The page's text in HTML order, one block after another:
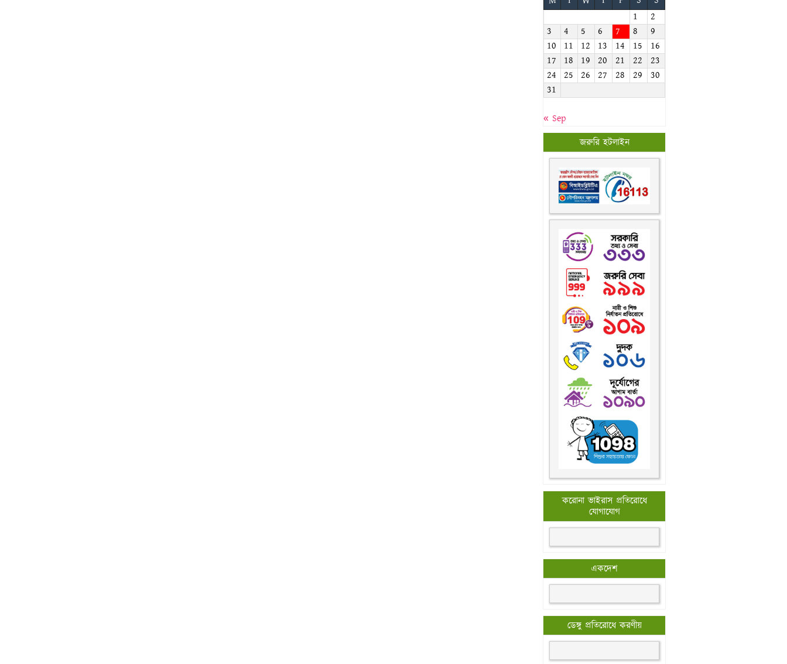
1
2
3
4 5 6 7 8
9
10
11 12 13 14 15
16
17
18 19 20 21 22
23
24
25 26 27 28 29
30
31
« Sep
জরুরি হটলাইন
করোনা ভাইরাস প্রতিরোধে
যোগাযোগ
একদেশ
ডেঙ্গু প্রতিরোধে করণীয়